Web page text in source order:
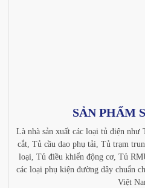
SẢN PHẨM
Là nhà sản xuất các loại tủ điện
cắt, Tủ cầu dao phụ tải, Tủ trạm
loại, Tủ điều khiển động cơ, Tủ
các loại phụ kiện đường dây chuẩn
Việt